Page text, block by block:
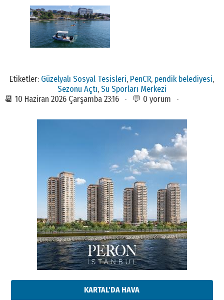
Etiketler: Güzelyalı Sosyal Tesisleri, PenCR, pendik belediyesi,
Sezonu Açtı, Su Sporları Merkezi
📆 10 Haziran 2026 Çarşamba 23:16 · 💬 0 yorum ·
KARTAL'DA HAVA